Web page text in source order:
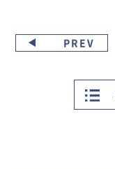
PREV